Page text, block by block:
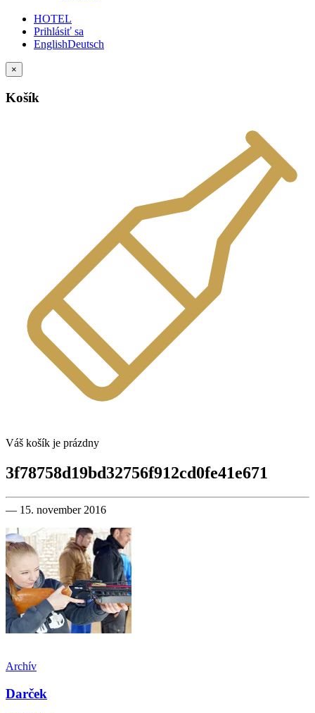
HOTEL
Prihlásiť sa
EnglishDeutsch
×
Košík
Váš košík je prázdny
3f78758d19bd32756f912cd0fe41e671
— 15. november 2016
Archív
Darček